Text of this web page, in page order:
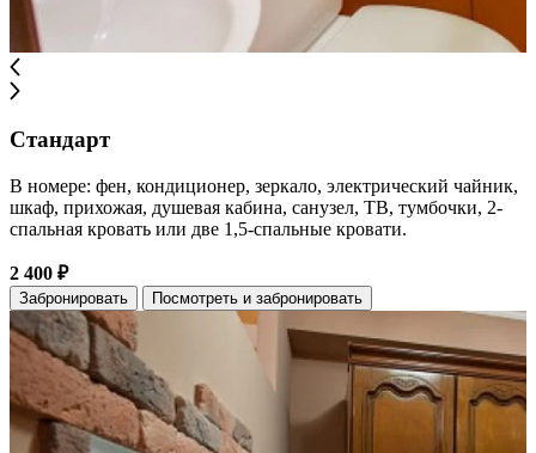
Стандарт
В номере: фен, кондиционер, зеркало, электрический чайник,
шкаф, прихожая, душевая кабина, санузел, ТВ, тумбочки, 2-
спальная кровать или две 1,5-спальные кровати.
2 400 ₽
Забронировать Посмотреть и забронировать